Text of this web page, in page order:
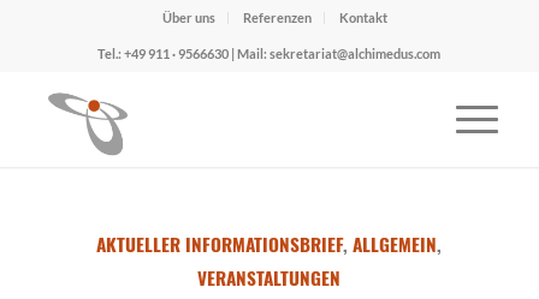
Über uns Referenzen Kontakt
Tel.: +49 911 · 9566630 | Mail: sekretariat@alchimedus.com
AKTUELLER INFORMATIONSBRIEF,ALLGEMEIN,
VERANSTALTUNGEN